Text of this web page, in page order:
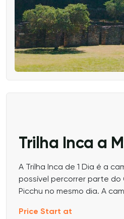
Trilha Inca a
A Trilha Inca de 1 Dia é a
possível percorrer parte do
Picchu no mesmo dia. A
Price Start at